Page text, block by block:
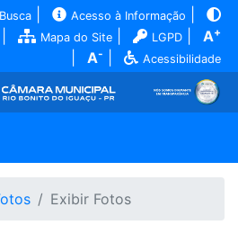
Busca Acesso à Informação
Mapa do Site LGPD A+
A- Acessibilidade
Exibir Fotos